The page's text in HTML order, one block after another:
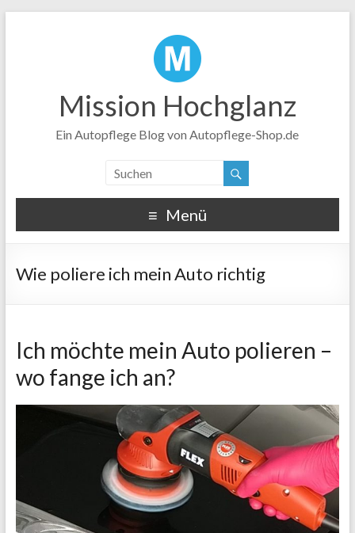
Mission Hochglanz
Ein Autopflege Blog von Autopflege-Shop.de
Menü
Wie poliere ich mein Auto richtig
Ich möchte mein Auto polieren –
wo fange ich an?